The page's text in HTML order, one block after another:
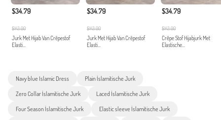
$34.79
$143.00
Jurk Met Hijab Van Crêpestof
Elasti...
$34.79
$143.00
Jurk Met Hijab Van Crêpestof
Elasti...
$34.79
$143.00
Crêpe Stof Hijabjurk Met
Elastische...
Navy blue Islamic Dress Plain İslamitische Jurk
Zero Collar İslamitische Jurk Laced İslamitische Jurk
Four Season İslamitische Jurk Elastic sleeve İslamitische Jurk